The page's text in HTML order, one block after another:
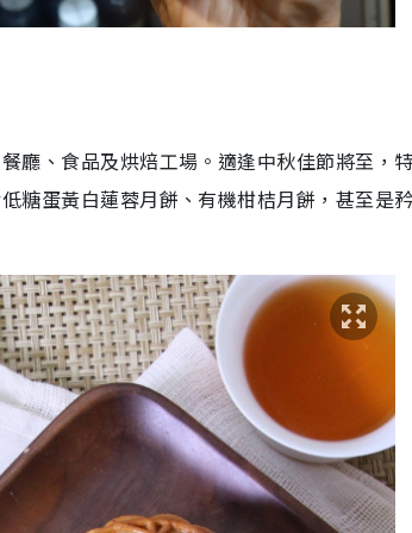
廳、食品及烘焙工場。適逢中秋佳節將至，
糖蛋黃白蓮蓉月餅、有機柑桔月餅，甚至是